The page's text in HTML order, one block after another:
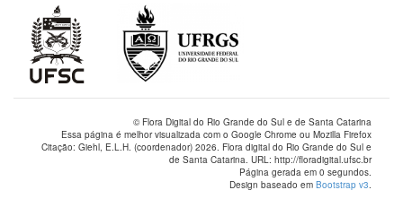
© Flora Digital do Rio Grande do Sul e de Santa Catarina
Essa página é melhor visualizada com o Google Chrome ou Mozilla Firefox
Citação: Giehl, E.L.H. (coordenador) 2026. Flora digital do Rio Grande do Sul e
de Santa Catarina. URL: http://floradigital.ufsc.br
Página gerada em 0 segundos.
Design baseado em Bootstrap v3